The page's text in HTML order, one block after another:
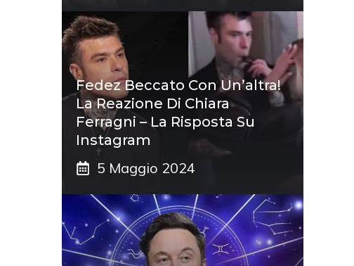
Fedez Beccato Con Un’altra!
La Reazione Di Chiara
Ferragni – La Risposta Su
Instagram
5 Maggio 2024